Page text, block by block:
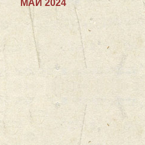
МАЙ 2024